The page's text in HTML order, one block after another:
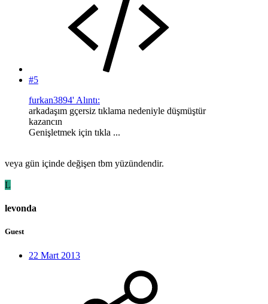
#5
furkan3894' Alıntı:
arkadaşım gçersiz tıklama nedeniyle düşmüştür
kazancın
Genişletmek için tıkla ...
veya gün içinde değişen tbm yüzündendir.
L
levonda
Guest
22 Mart 2013